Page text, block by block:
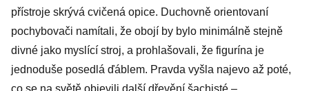
přístroje skrývá cvičená opice. Duchovně orientovaní
pochybovači namítali, že obojí by bylo minimálně stejně
divné jako myslící stroj, a prohlašovali, že figurína je
jednoduše posedlá ďáblem. Pravda vyšla najevo až poté,
co se na světě objevili další dřevění šachisté –